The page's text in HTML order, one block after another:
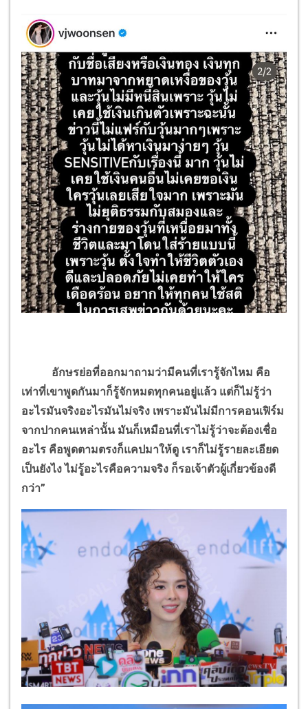
อักษรย่อที่ออกมาถามว่ามีคนที่เรารู้จักไหม คือ
เท่าที่เขาพูดกันมาก็รู้จักหมดทุกคนอยู่แล้ว แต่ก็ไม่รู้ว่า
อะไรมันจริงอะไรมันไม่จริง เพราะมันไม่มีการคอนเฟิร์ม
จากปากคนเหล่านั้น มันก็เหมือนที่เราไม่รู้ว่าจะต้องเชื่อ
อะไร คือพูดตามตรงก็แคปมาให้ดู เราก็ไม่รู้รายละเอียด
เป็นยังไง ไม่รู้อะไรคือความจริง ก็รอเจ้าตัวผู้เกี่ยวข้องดี
กว่า”